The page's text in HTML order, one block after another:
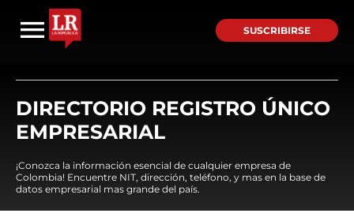
SUSCRIBIRSE
DIRECTORIO REGISTRO ÚNICO
EMPRESARIAL
¡Conozca la información esencial de cualquier empresa de
Colombia! Encuentre NIT, dirección, teléfono, y mas en la base de
datos empresarial mas grande del país.